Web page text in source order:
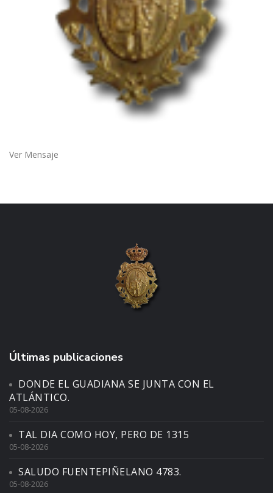
Ver Mensaje
Últimas publicaciones
DONDE EL GUADIANA SE JUNTA CON EL
ATLÁNTICO.
05-08-2026
TAL DIA COMO HOY, PERO DE 1315
05-08-2026
SALUDO FUENTEPIÑELANO 4783.
05-08-2026